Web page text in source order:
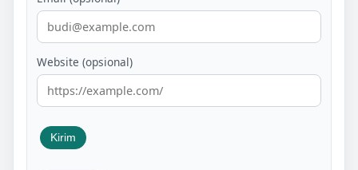
Website (opsional)